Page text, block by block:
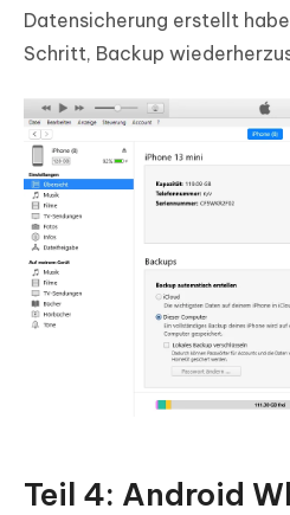
Datensicherung erstellt
Schritt, Backup
Teil 4: Android